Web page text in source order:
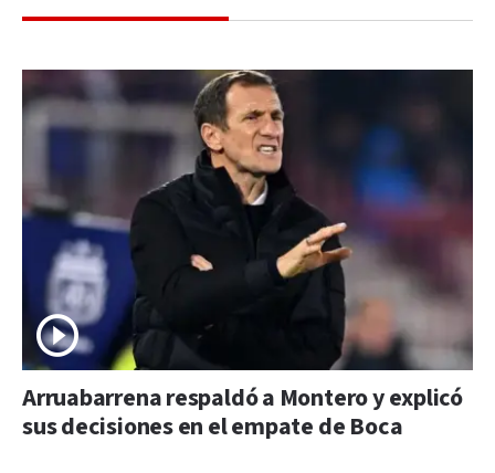
Arruabarrena respaldó a Montero y explicó
sus decisiones en el empate de Boca